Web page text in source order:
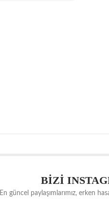
BİZİ
En güncel paylaşımlarımız, erken